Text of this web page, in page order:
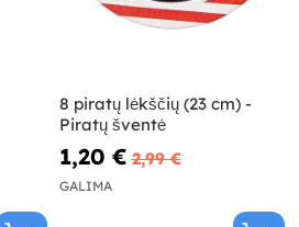
8 piratų lėkščių (23 cm) -
Piratų šventė
1,20 € 2,99 €
GALIMA